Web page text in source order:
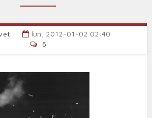
lun, 2012-01-02 02:40
6